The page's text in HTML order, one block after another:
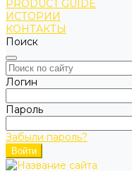
PRODUCT GUIDE
ИСТОРИИ
КОНТАКТЫ
Поиск
Логин
Пароль
Забыли пароль?